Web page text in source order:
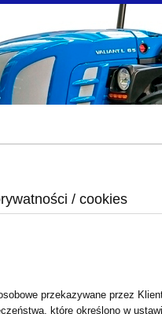
/ cookies
przekazywane przez
które określono w